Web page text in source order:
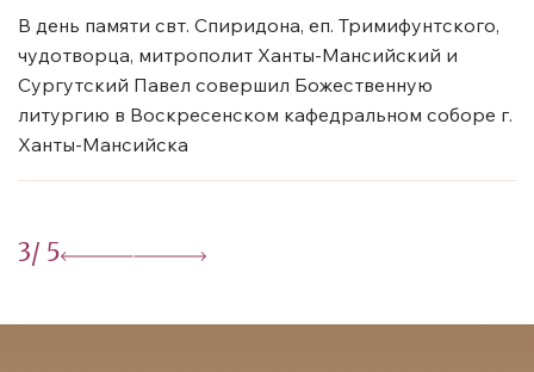
В день памяти свт. Спиридона, еп. Тримифунтского,
чудотворца, митрополит Ханты-Мансийский и
Сургутский Павел совершил Божественную
литургию в Воскресенском кафедральном соборе г.
Ханты-Мансийска
3/ 5